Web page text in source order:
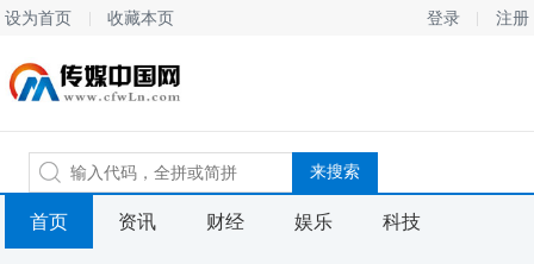
设为首页 收藏本页 登录 注册
首页 资讯 财经 娱乐 科技